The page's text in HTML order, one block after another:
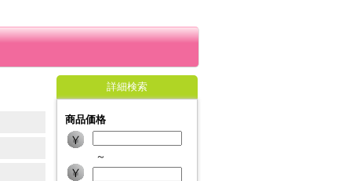
詳細検索
商品価格
～